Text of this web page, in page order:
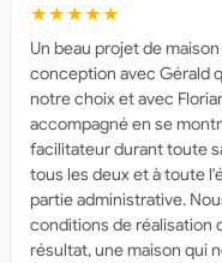
★★★★★
Un beau projet de
conception avec Gérald
notre choix et avec
accompagné en se
facilitateur durant toute
tous les deux et à toute
partie administrative.
conditions de réalisation
résultat, une maison qui